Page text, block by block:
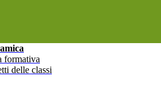
formativa
delle classi